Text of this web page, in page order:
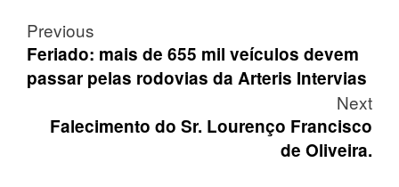
Post
navigation
Previous
Feriado: mais de 655 mil veículos devem
passar pelas rodovias da Arteris Intervias
Next
Falecimento do Sr. Lourenço Francisco
de Oliveira.